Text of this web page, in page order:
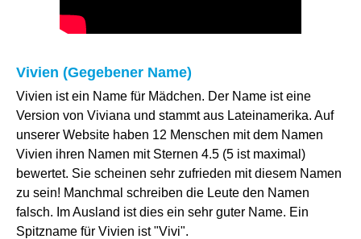
Vivien (Gegebener Name)
Vivien ist ein Name für Mädchen. Der Name ist eine
Version von Viviana und stammt aus Lateinamerika. Auf
unserer Website haben 12 Menschen mit dem Namen
Vivien ihren Namen mit Sternen 4.5 (5 ist maximal)
bewertet. Sie scheinen sehr zufrieden mit diesem Namen
zu sein! Manchmal schreiben die Leute den Namen
falsch. Im Ausland ist dies ein sehr guter Name. Ein
Spitzname für Vivien ist "Vivi".